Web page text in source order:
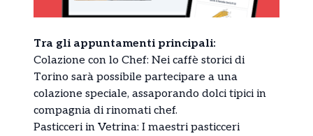
Tra gli appuntamenti principali:
Colazione con lo Chef: Nei caffè storici di
Torino sarà possibile partecipare a una
colazione speciale, assaporando dolci tipici in
compagnia di rinomati chef.
Pasticceri in Vetrina: I maestri pasticceri